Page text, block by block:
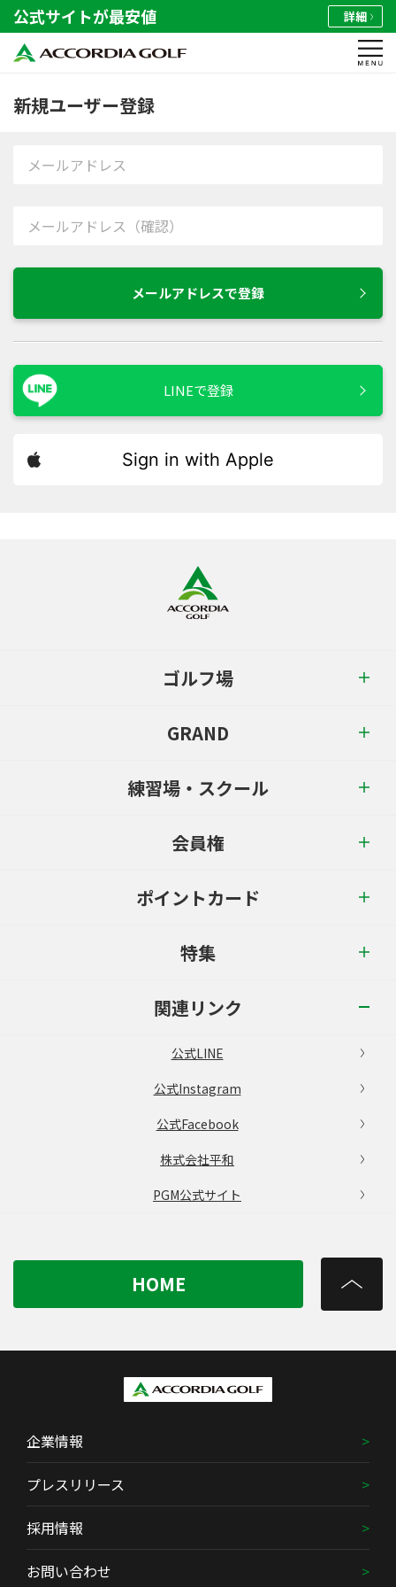
公式サイトが最安値 詳細
新規ユーザー登録
LINEで登録
Sign in with Apple
ゴルフ場
GRAND
練習場・スクール
会員権
ポイントカード
特集
関連リンク
公式LINE
公式Instagram
公式Facebook
株式会社平和
PGM公式サイト
HOME
企業情報
プレスリリース
採用情報
お問い合わせ